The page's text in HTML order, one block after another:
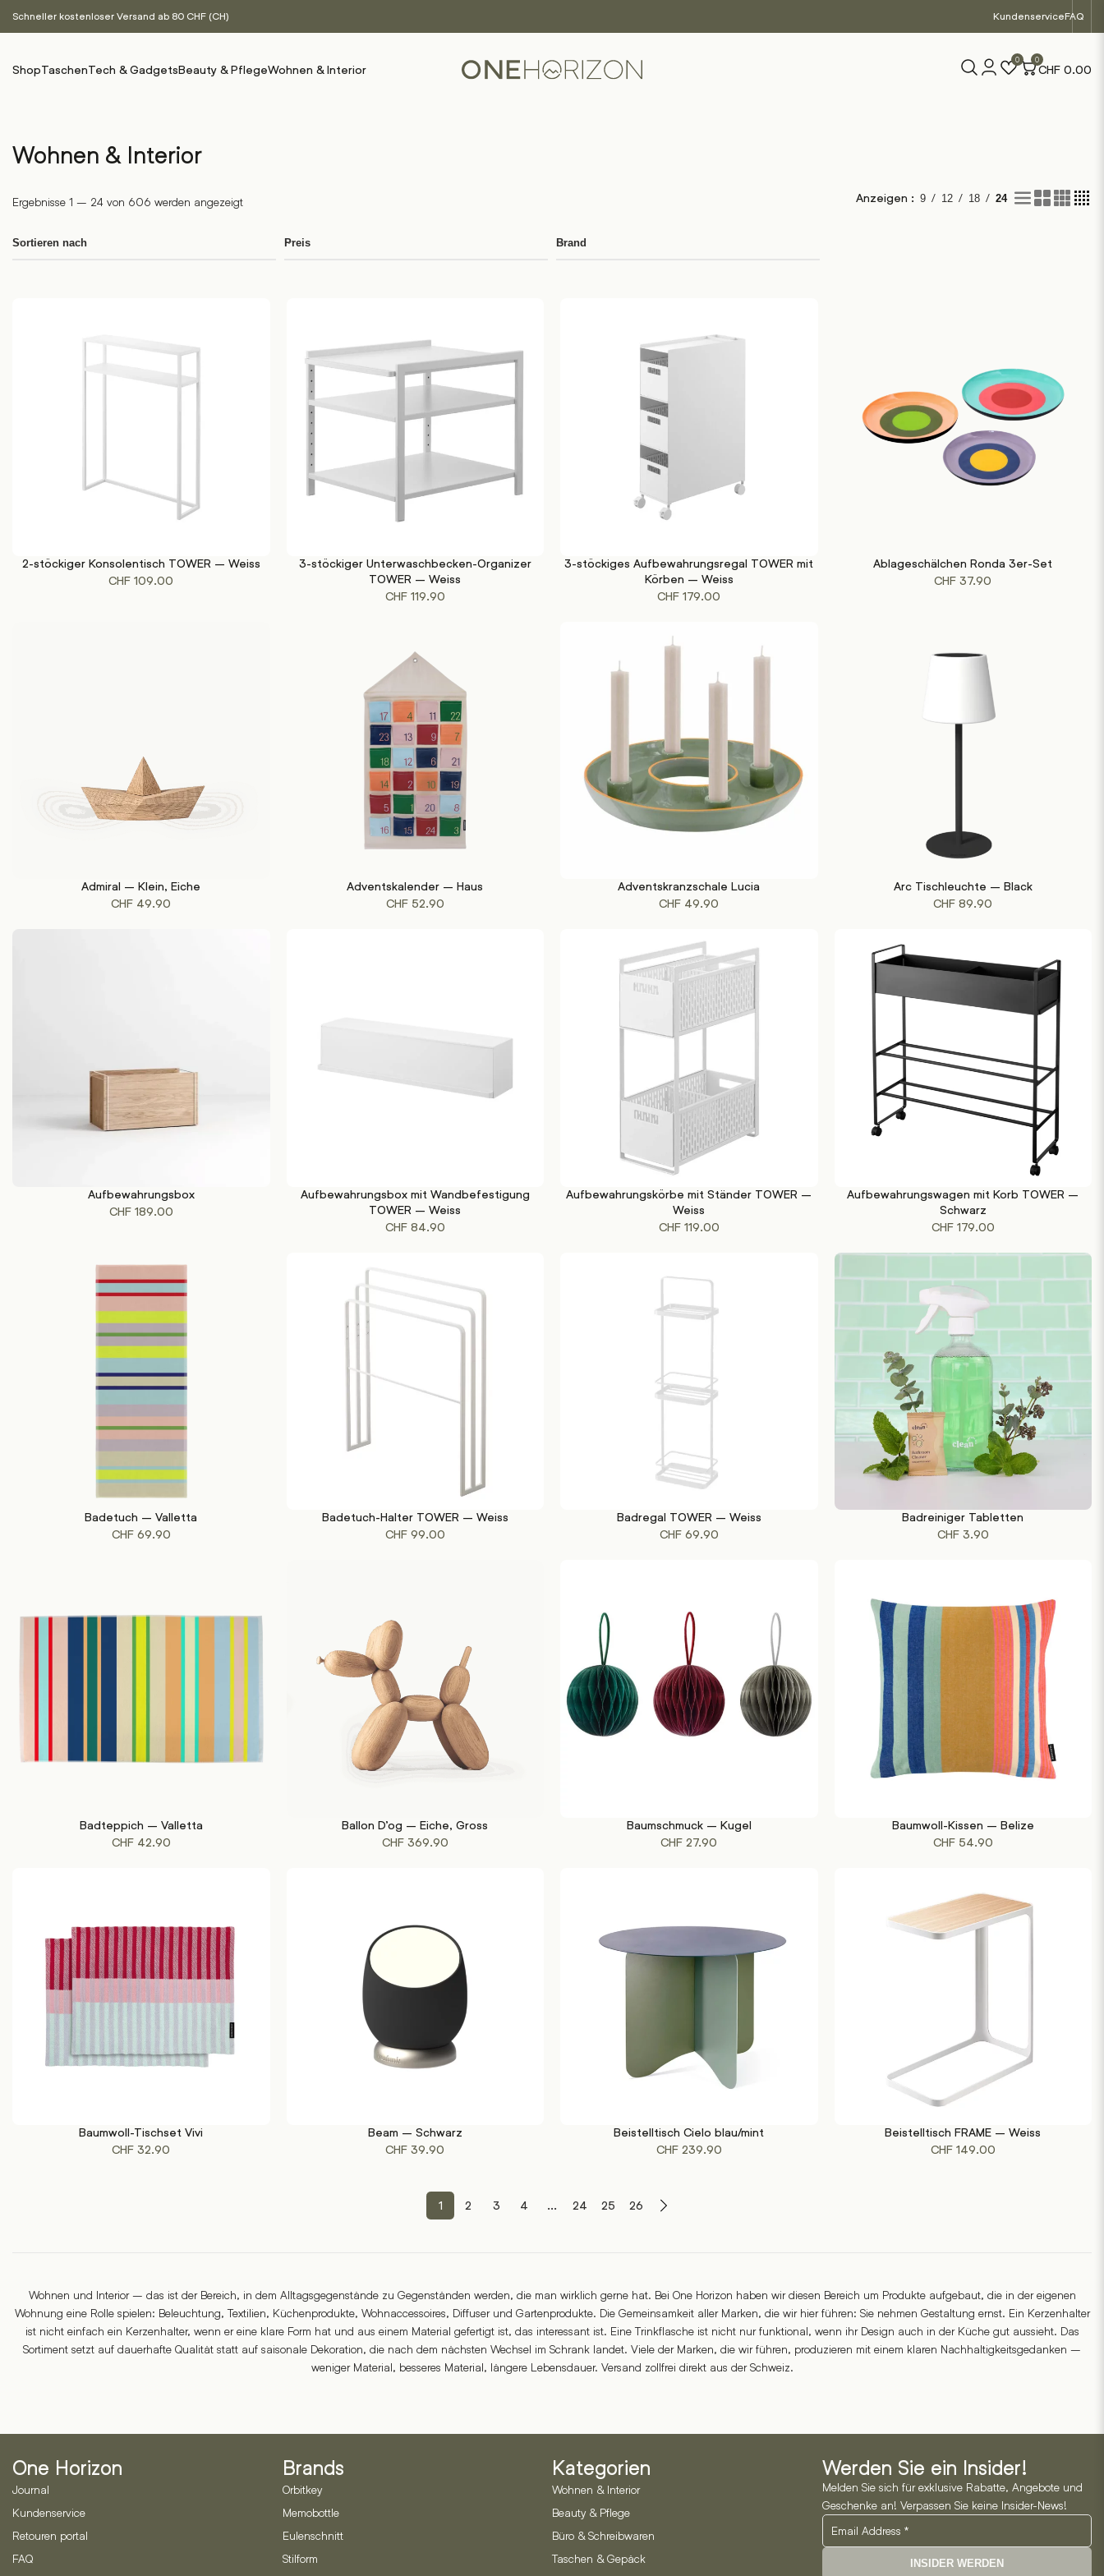
Schneller kostenloser Versand ab 80 CHF (CH) KundenserviceFAQ
ShopTaschenTech & GadgetsBeauty & PflegeWohnen & Interior
0 0
CHF 0.00
Wohnen & Interior
Ergebnisse 1 – 24 von 606 werden angezeigt Anzeigen : 9 / 12 / 18 / 24
Sortieren nach Preis Brand
IN DEN WARENKORB
2-stöckiger Konsolentisch TOWER – Weiss
CHF 109.00
IN DEN WARENKORB
3-stöckiger Unterwaschbecken-Organizer
TOWER – Weiss
CHF119.90
IN DEN WARENKORB
3-stöckiges Aufbewahrungsregal TOWER mit
Körben – Weiss
CHF 179.00
IN DEN WARENKORB
Ablageschälchen Ronda 3er-Set
CHF 37.90
Admiral – Klein, Eiche
CHF 49.90
Adventskalender – Haus
CHF52.90
Adventskranzschale Lucia
CHF 49.90
Arc Tischleuchte – Black
CHF 89.90
Aufbewahrungsbox
CHF189.00
IN DEN WARENKORB
Aufbewahrungsbox mit Wandbefestigung
TOWER – Weiss
CHF84.90
IN DEN WARENKORB
Aufbewahrungskörbe mit Ständer TOWER –
Weiss
CHF119.00
IN DEN WARENKORB
Aufbewahrungswagen mit Korb TOWER –
Schwarz
CHF179.00
Badetuch – Valletta
CHF69.90
Badetuch-Halter TOWER – Weiss
CHF99.00
IN DEN WARENKORB
Badregal TOWER – Weiss
CHF69.90
Badreiniger Tabletten
CHF3.90
IN DEN WARENKORB
Badteppich – Valletta
CHF42.90
Ballon D’og – Eiche, Gross
CHF369.90
Baumschmuck – Kugel
CHF 27.90
Baumwoll-Kissen – Belize
CHF54.90
Baumwoll-Tischset Vivi
CHF 32.90
Beam – Schwarz
CHF 39.90
Beistelltisch Cielo blau/mint
CHF239.90
Beistelltisch FRAME – Weiss
CHF149.00
1 2 3 4 ... 24 25 26
Wohnen und Interior – das ist der Bereich, in dem Alltagsgegenstände zu Gegenständen werden, die man wirklich gerne hat. Bei One Horizon haben wir diesen Bereich um Produkte aufgebaut, die in der eigenen
Wohnung eine Rolle spielen: Beleuchtung, Textilien, Küchenprodukte, Wohnaccessoires, Diffuser und Gartenprodukte. Die Gemeinsamkeit aller Marken, die wir hier führen: Sie nehmen Gestaltung ernst. Ein Kerzenhalter
ist nicht einfach ein Kerzenhalter, wenn er eine klare Form hat und aus einem Material gefertigt ist, das interessant ist. Eine Trinkflasche ist nicht nur funktional, wenn ihr Design auch in der Küche gut aussieht. Das
Sortiment setzt auf dauerhafte Qualität statt auf saisonale Dekoration, die nach dem nächsten Wechsel im Schrank landet. Viele der Marken, die wir führen, produzieren mit einem klaren Nachhaltigkeitsgedanken –
weniger Material, besseres Material, längere Lebensdauer. Versand zollfrei direkt aus der Schweiz.
One Horizon
Journal
Kundenservice
Retouren portal
FAQ
Brands
Orbitkey
Memobottle
Eulenschnitt
Stilform
Kategorien
Wohnen & Interior
Beauty & Pflege
Büro & Schreibwaren
Taschen & Gepäck
Werden Sie ein Insider!
Melden Sie sich für exklusive Rabatte, Angebote und
Geschenke an! Verpassen Sie keine Insider-News!
INSIDER WERDEN